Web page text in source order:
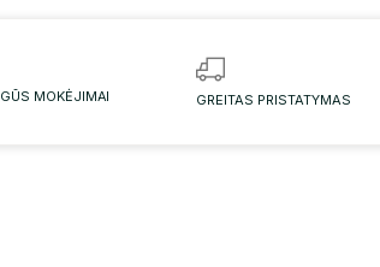
MOKĖJIMAI GREITAS PRISTATYMAS